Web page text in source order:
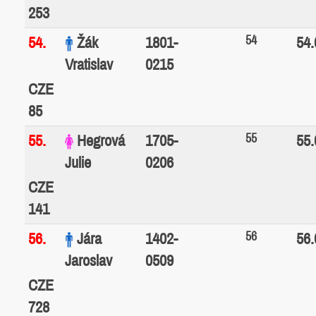
54.
85
Žák
Vratislav
1801-
0215
54
55.
141
Hegrová
Julie
1705-
0206
55
56.
728
Jára
Jaroslav
1402-
0509
56